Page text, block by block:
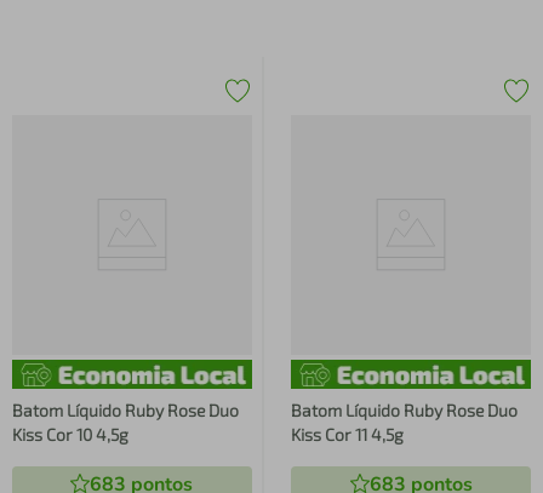
Batom Líquido Ruby Rose Duo
Kiss Cor 10 4,5g
683 pontos
Batom Líquido Ruby Rose Duo
Kiss Cor 11 4,5g
683 pontos